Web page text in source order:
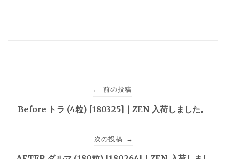
稿
← 前の投稿
Before トラ (4粒) [180325]｜ZEN 入荷しました。
次の投稿 →